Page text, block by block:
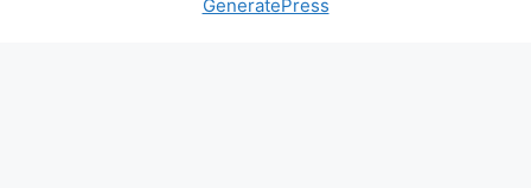
GeneratePress